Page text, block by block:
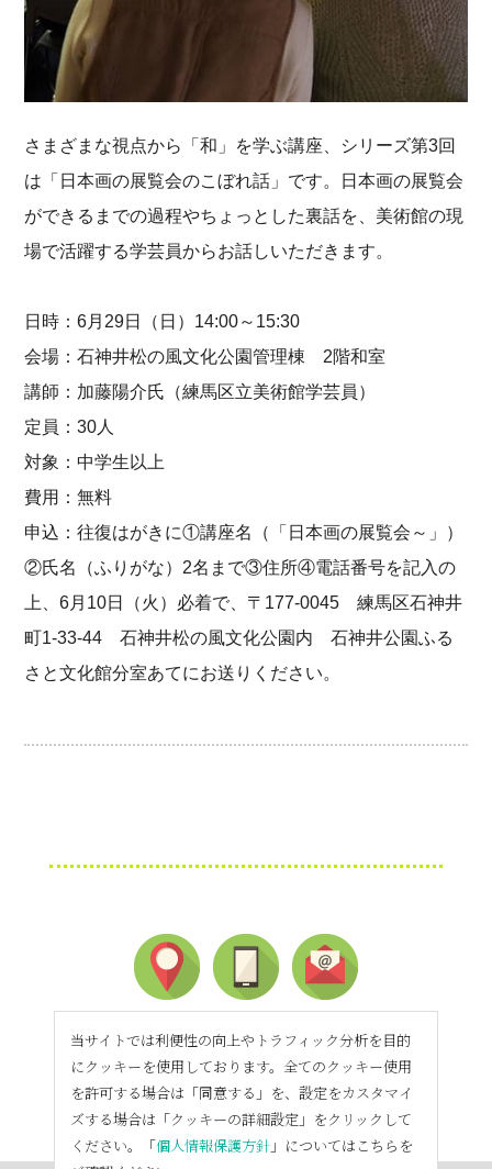
さまざまな視点から「和」を学ぶ講座、シリーズ第3回
は「日本画の展覧会のこぼれ話」です。日本画の展覧会
ができるまでの過程やちょっとした裏話を、美術館の現
場で活躍する学芸員からお話しいただきます。
日時：6月29日（日）14:00～15:30
会場：石神井松の風文化公園管理棟 2階和室
講師：加藤陽介氏（練馬区立美術館学芸員）
定員：30人
対象：中学生以上
費用：無料
申込：往復はがきに①講座名（「日本画の展覧会～」）
②氏名（ふりがな）2名まで③住所④電話番号を記入の
上、6月10日（火）必着で、〒177-0045 練馬区石神井
町1-33-44 石神井松の風文化公園内 石神井公園ふる
さと文化館分室あてにお送りください。
当サイトでは利便性の向上やトラフィック分析を目的
にクッキーを使用しております。全てのクッキー使用
を許可する場合は「同意する」を、設定をカスタマイ
ズする場合は「クッキーの詳細設定」をクリックして
ください。「個人情報保護方針 」についてはこちらを